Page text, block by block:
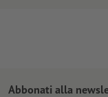
Abbonati alla